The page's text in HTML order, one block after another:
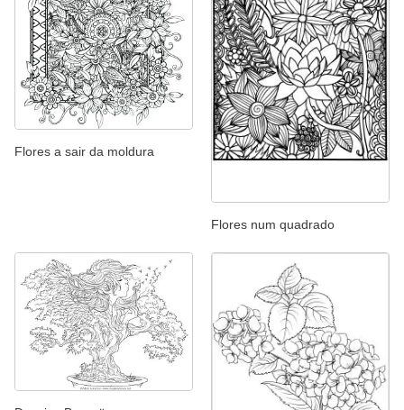
Flores a sair da moldura
Flores num quadrado